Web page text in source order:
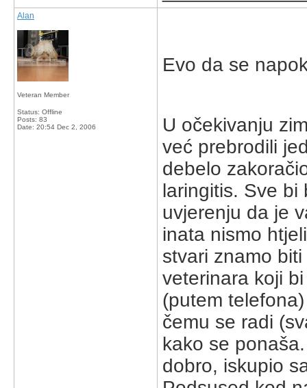
Alan
Veteran Member
Status: Offline
Posts: 83
Date: 20:54 Dec 2, 2006
Evo da se
U očekivanju
već prebrodili
debelo
laringitis. Sve bi
uvjerenju da je
inata nismo
stvari znamo
veterinara koji
(putem
čemu se radi
kako se
dobro, iskupio